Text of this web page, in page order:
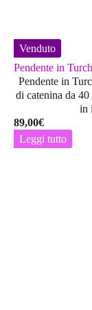
Venduto
Pendente in
Pendente in
di catenina da
in
89,00€
Leggi tutto